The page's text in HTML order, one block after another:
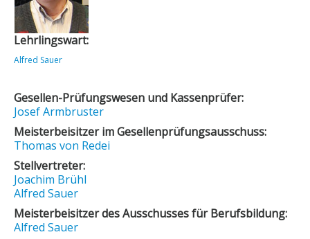
Lehrlingswart:
Alfred Sauer
Gesellen-Prüfungswesen und Kassenprüfer:
Josef Armbruster
Meisterbeisitzer im Gesellenprüfungsausschuss:
Thomas von Redei
Stellvertreter:
Joachim Brühl
Alfred Sauer
Meisterbeisitzer des Ausschusses für Berufsbildung:
Alfred Sauer